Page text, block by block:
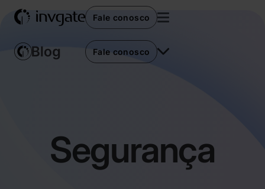
Fale conosco
Fale conosco
Segurança